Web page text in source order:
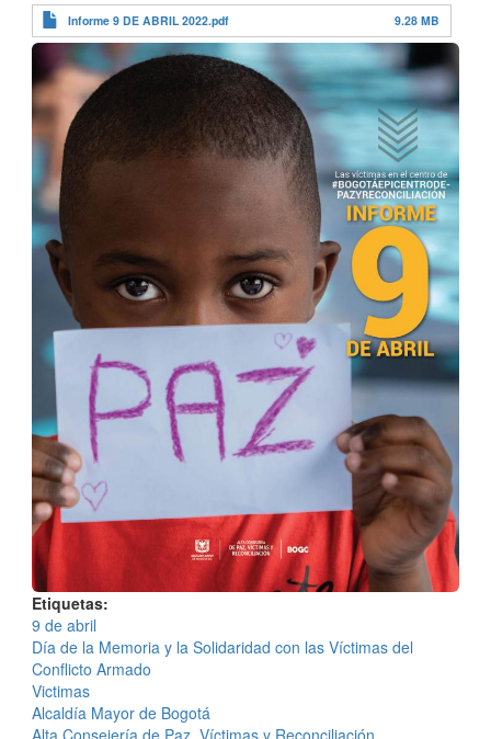
Informe 9 DE ABRIL 2022.pdf 9.28 MB
Etiquetas
9 de abril
Día de la Memoria y la Solidaridad con las Víctimas del
Conflicto Armado
Victimas
Alcaldía Mayor de Bogotá
Alta Consejería de Paz, Víctimas y Reconciliación